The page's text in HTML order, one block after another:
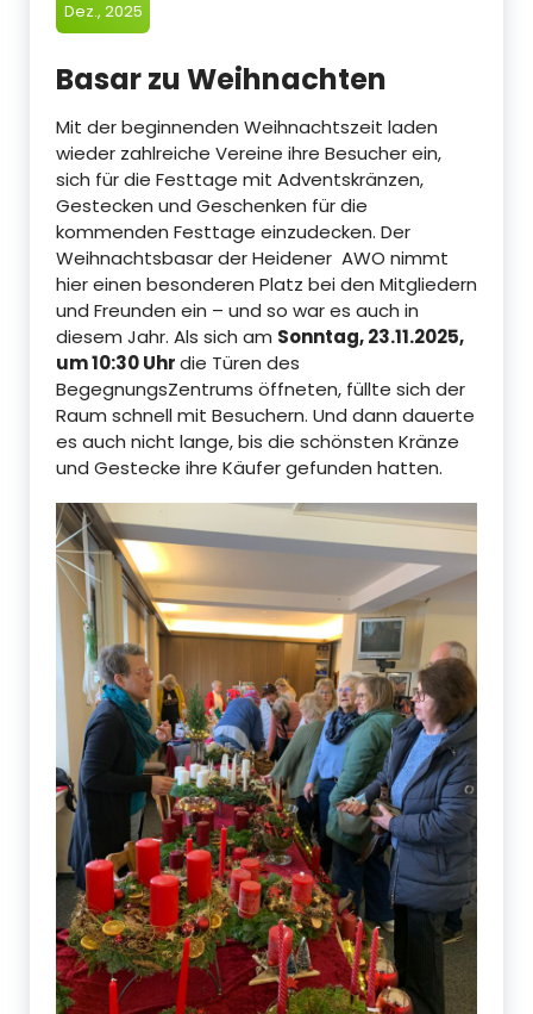
Dez., 2025
Basar zu Weihnachten
Mit der beginnenden Weihnachtszeit laden
wieder zahlreiche Vereine ihre Besucher ein,
sich für die Festtage mit Adventskränzen,
Gestecken und Geschenken für die
kommenden Festtage einzudecken. Der
Weihnachtsbasar der Heidener AWO nimmt
hier einen besonderen Platz bei den Mitgliedern
und Freunden ein – und so war es auch in
diesem Jahr. Als sich am Sonntag, 23.11.2025,
um 10:30 Uhrdie Türen des
BegegnungsZentrums öffneten, füllte sich der
Raum schnell mit Besuchern. Und dann dauerte
es auch nicht lange, bis die schönsten Kränze
und Gestecke ihre Käufer gefunden hatten.